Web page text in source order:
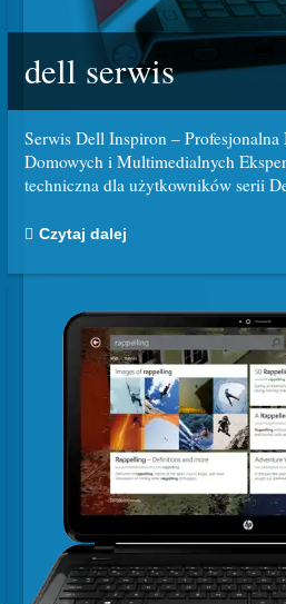
dell serwis
Serwis Dell Inspiron –
Domowych i Multimedialnych
techniczna dla użytkowników serii
Czytaj dalej